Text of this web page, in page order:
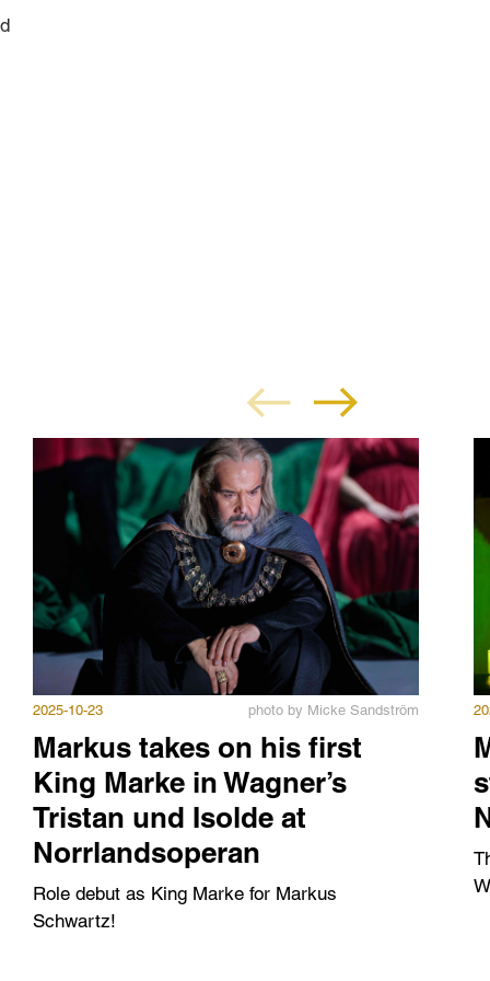
2025-10-23 photo by Micke Sandström
Markus takes on his first
King Marke in Wagner’s
Tristan und Isolde at
Norrlandsoperan
Role debut as King Marke for Markus
Schwartz!